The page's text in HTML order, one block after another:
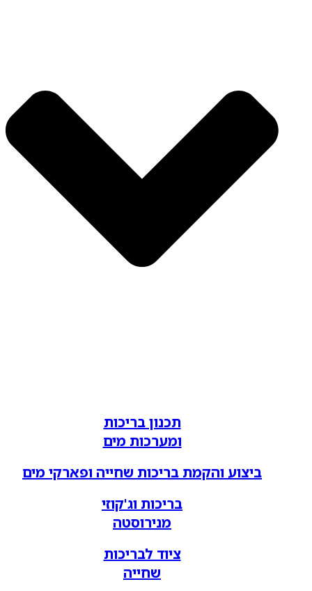
תכנון בריכות
ומערכות מים
ביצוע והקמת בריכות שחייה ופארקי מים
בריכות וג'קוזי
מנירוסטה
ציוד לבריכות
שחייה